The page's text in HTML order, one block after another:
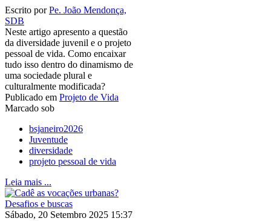
Escrito porPe. João Mendonça,
SDB
Neste artigo apresento a questão
da diversidade juvenil e o projeto
pessoal de vida. Como encaixar
tudo isso dentro do dinamismo de
uma sociedade plural e
culturalmente modificada?
Publicado em Projeto de Vida
Marcado sob
bsjaneiro2026
Juventude
diversidade
projeto pessoal de vida
Leia mais ...
Sábado, 20 Setembro 2025 15:37